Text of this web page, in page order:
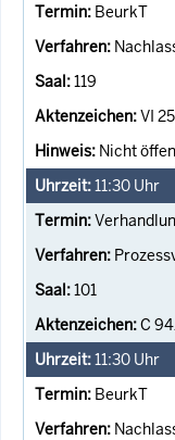
BeurkT
119
VI
Nicht
11:30 Uhr
101
C
11:30 Uhr
BeurkT